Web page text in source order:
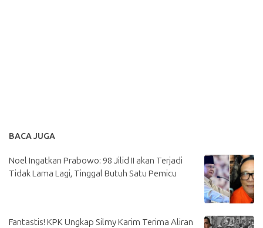
BACA JUGA
Noel Ingatkan Prabowo: 98 Jilid II akan Terjadi
Tidak Lama Lagi, Tinggal Butuh Satu Pemicu
Fantastis! KPK Ungkap Silmy Karim Terima Aliran